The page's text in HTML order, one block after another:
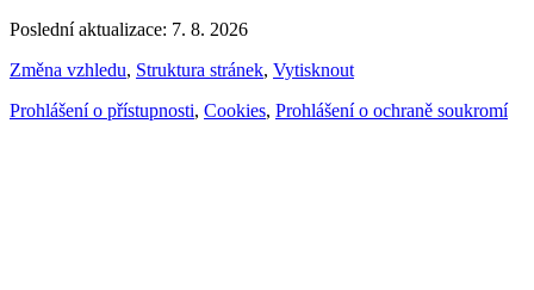
Poslední aktualizace: 7. 8. 2026
Změna vzhledu, Struktura stránek, Vytisknout
Prohlášení o přístupnosti, Cookies, Prohlášení o ochraně soukromí